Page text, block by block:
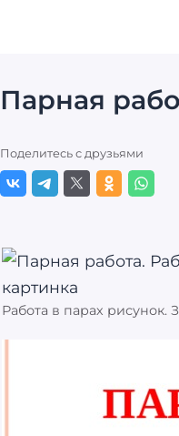
Парная
Поделитесь с друзьями
Работа в парах рисунок.